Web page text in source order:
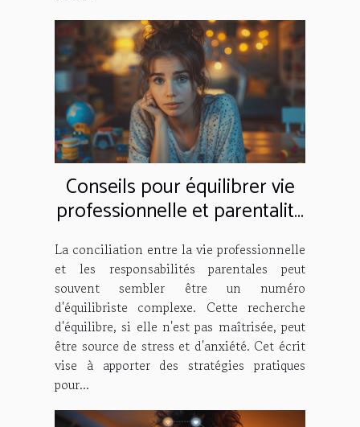
Conseils pour équilibrer vie
professionnelle et parentalité
sans stress
La conciliation entre la vie professionnelle
et les responsabilités parentales peut
souvent sembler être un numéro
d'équilibriste complexe. Cette recherche
d'équilibre, si elle n'est pas maîtrisée, peut
être source de stress et d'anxiété. Cet écrit
vise à apporter des stratégies pratiques
pour...